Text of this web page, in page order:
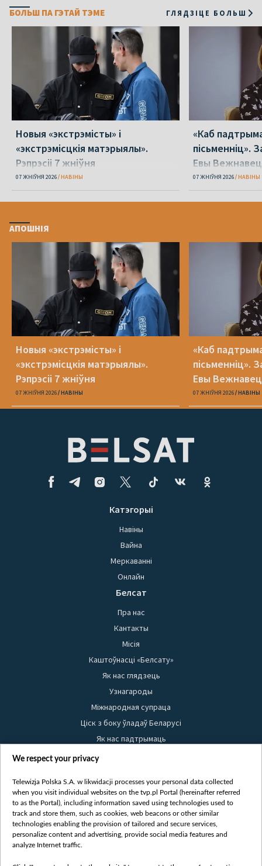
БОЛЬШ ПА ГЭТАЙ ТЭМЕ ГЛЯДЗІЦЕ БОЛЬШ
Новыя «экстрэмісты» і
«экстрэмісцкія матэрыялы».
Рэпрэсіі 7 жніўня
07 ЖНІЎНЯ 2026 НАВІНЫ
«Каб
пісьменніц».
Евы Вежнавец
07 ЖНІЎНЯ 2026 НАВІНЫ
АПОШНІЯ
Новыя «экстрэмісты» і
«экстрэмісцкія матэрыялы».
Рэпрэсіі 7 жніўня
07 ЖНІЎНЯ 2026 НАВІНЫ
«Каб
пісьменніц».
Евы Вежнавец
07 ЖНІЎНЯ 2026 НАВІНЫ
Катэгорыі
Навіны
Вайна
Меркаванні
Онлайн
Белсат
Пра нас
Кантакты
Місія
Каштоўнасці «Белсату»
Як нас глядзець
Узнагароды
Міжнародная супраца
Ціск з боку ўладаў Беларусі
Як нас падтрымаць
Правілы выкарыстання матэрыялаў
Бяспека
Youtube
Белсат news
Белсат Shorts
We respect your privacy
Telewizja Polska S.A. w likwidacji processes your personal data collected
when you visit individual websites on the tvp.pl Portal (hereinafter referred
to as the Portal), including information saved using technologies used to
track and store them, such as cookies, web beacons or other similar
technologies enabling the provision of tailored and secure services,
personalize content and advertising, provide social media features and
analyze Internet traffic.